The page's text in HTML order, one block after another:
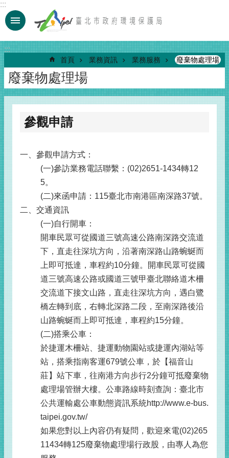
跳到主要內容區塊
:::
:::
首頁 業務資訊 業務服務 廢棄物處理場
廢棄物處理場
參觀申請
一、參觀申請方式：
(一)參訪業務電話聯繫：(02)2651-1434轉12
5。
(二)來函申請：115臺北市南港區南深路37號。
二、交通資訊
(一)自行開車：
開車民眾可從國道三號高速公路南深路交流道
下，直走往深坑方向，沿著南深路山路蜿蜒而
上即可抵達，車程約10分鐘。開車民眾可從國
道三號高速公路或國道三號甲臺北聯絡道木柵
交流道下接文山路，直走往深坑方向，遇白鷺
橋左轉到底，右轉北深路二段，至南深路後沿
山路蜿蜒而上即可抵達，車程約15分鐘。
(二)搭乘公車：
於捷運木柵站、捷運動物園站或捷運內湖站等
站，搭乘指南客運679號公車，於【福音山
莊】站下車，往南港方向步行2分鐘可抵廢棄物
處理場管辦大樓。公車路線時刻查詢：臺北市
公共運輸處公車動態資訊系統http://www.e-bus.
taipei.gov.tw/
如果您對以上內容仍有疑問，歡迎來電(02)265
11434轉125廢棄物處理場行政股，由專人為您